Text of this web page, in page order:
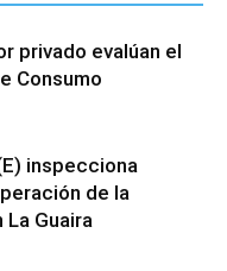
privado evalúan el
Consumo
inspecciona
de la
La Guaira